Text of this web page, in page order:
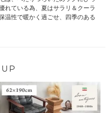
れている為、夏はサラリ＆クーラ
温性で暖かく過ごせ、四季のある